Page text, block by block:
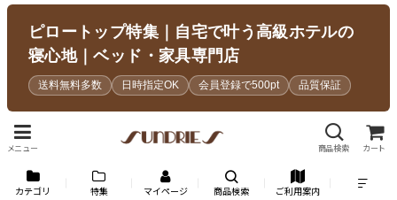
ピロートップ特集｜自宅で叶う高級ホテルの
寝心地｜ベッド・家具専門店
送料無料多数 日時指定OK 会員登録で500pt 品質保証
メニュー 商品検索 カート
カテゴリ 特集 マイページ 商品検索 ご利用案内